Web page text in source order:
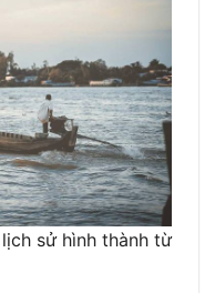
sử hình thành từ